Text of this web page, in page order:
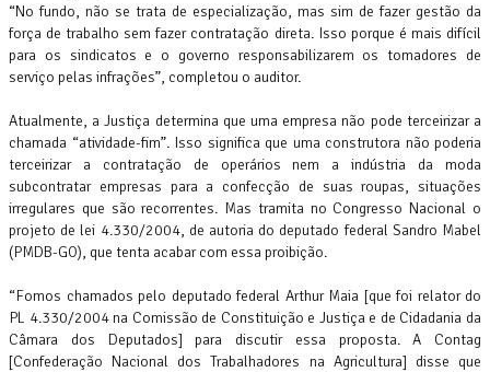
“No fundo, não se trata de especialização, mas sim de fazer gestão da
força de trabalho sem fazer contratação direta. Isso porque é mais difícil
para os sindicatos e o governo responsabilizarem os tomadores de
serviço pelas infrações”, completou o auditor.
Atualmente, a Justiça determina que uma empresa não pode terceirizar a
chamada “atividade-fim”. Isso significa que uma construtora não poderia
terceirizar a contratação de operários nem a indústria da moda
subcontratar empresas para a confecção de suas roupas, situações
irregulares que são recorrentes. Mas tramita no Congresso Nacional o
projeto de lei 4.330/2004, de autoria do deputado federal Sandro Mabel
(PMDB-GO), que tenta acabar com essa proibição.
“Fomos chamados pelo deputado federal Arthur Maia [que foi relator do
PL 4.330/2004 na Comissão de Constituição e Justiça e de Cidadania da
Câmara dos Deputados] para discutir essa proposta. A Contag
[Confederação Nacional dos Trabalhadores na Agricultura] disse que